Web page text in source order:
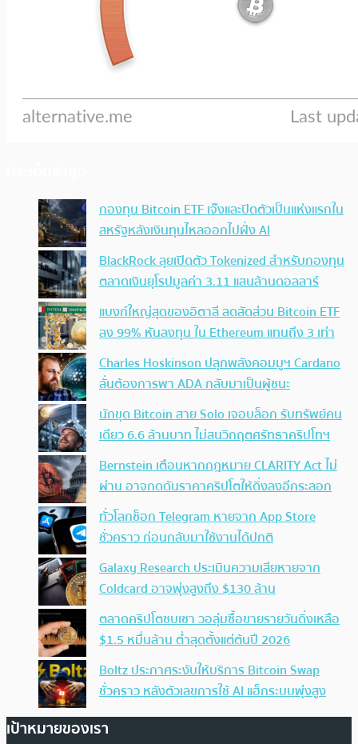
กองทุน Bitcoin ETF เจ๊งและปิดตัวเป็นแห่งแรกใน
สหรัฐหลังเงินทุนไหลออกไปฝั่ง AI
BlackRock ลุยเปิดตัว Tokenized สำหรับกองทุน
ตลาดเงินยุโรปมูลค่า 3.11 แสนล้านดอลลาร์
แบงก์ใหญ่สุดของอิตาลี ลดสัดส่วน Bitcoin ETF
ลง 99% หันลงทุน ใน Ethereum แทนถึง 3 เท่า
Charles Hoskinson ปลุกพลังคอมมูฯ Cardano
ลั่นต้องการพา ADA กลับมาเป็นผู้ชนะ
นักขุด Bitcoin สาย Solo เจอบล็อก รับทรัพย์คน
เดียว 6.6 ล้านบาท ไม่สนวิกฤตศรัทธาคริปโทฯ
Bernstein เตือนหากกฎหมาย CLARITY Act ไม่
ผ่าน อาจกดดันราคาคริปโตให้ดิ่งลงอีกระลอก
ทั่วโลกช็อก Telegram หายจาก App Store
ชั่วคราว ก่อนกลับมาใช้งานได้ปกติ
Galaxy Research ประเมินความเสียหายจาก
Coldcard อาจพุ่งสูงถึง $130 ล้าน
ตลาดคริปโตซบเซา วอลุ่มซื้อขายรายวันดิ่งเหลือ
$1.5 หมื่นล้าน ต่ำสุดตั้งแต่ต้นปี 2026
Boltz ประกาศระงับให้บริการ Bitcoin Swap
ชั่วคราว หลังตัวเลขการใช้ AI แฮ็กระบบพุ่งสูง
เป้าหมายของเรา